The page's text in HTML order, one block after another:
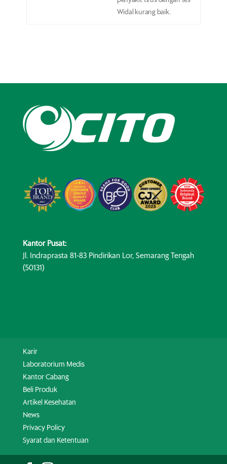
Widal kurang baik.
Kantor Pusat:
Jl. Indraprasta 81-83 Pindirikan Lor, Semarang Tengah
(50131)
Karir
Laboratorium Medis
Kantor Cabang
Beli Produk
Artikel Kesehatan
News
Privacy Policy
Syarat dan Ketentuan